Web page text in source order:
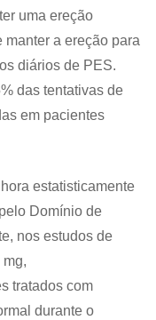
uma ereção
a ereção para
diários de PES.
das tentativas de
em pacientes
estatisticamente
Domínio de
nos estudos de
tratados com
durante o